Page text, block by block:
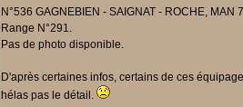
N°536 GAGNEBIEN - SAIGNAT - ROCHE,
Range N°291.
Pas de photo disponible.
D'après certaines infos, certains de ces
hélas pas le détail.